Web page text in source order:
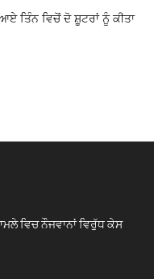
ਤਿੰਨ ਵਿਚੋਂ ਦੋ ਸ਼ੂਟਰਾਂ ਨੂੰ ਕੀਤਾ
ਵਿਚ ਨੌਜਵਾਨਾਂ ਵਿਰੁੱਧ ਕੇਸ